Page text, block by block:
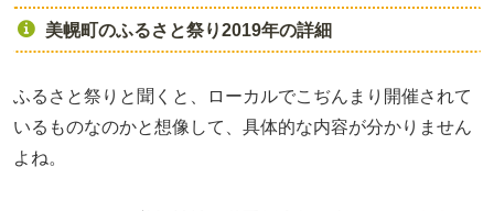
美幌町のふるさと祭り2019年の詳細
ふるさと祭りと聞くと、ローカルでこぢんまり開催されて
いるものなのかと想像して、具体的な内容が分かりません
よね。